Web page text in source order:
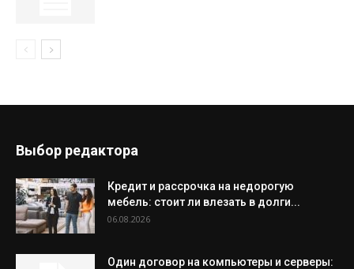
Выбор редактора
Кредит и рассрочка на недорогую
мебель: стоит ли влезать в долги...
06.08.2026
Один договор на компьютеры и серверы: